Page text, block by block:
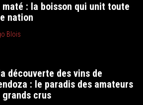
maté : la boisson qui unit toute
nation
Blois
découverte des vins de
: le paradis des amateurs
grands crus